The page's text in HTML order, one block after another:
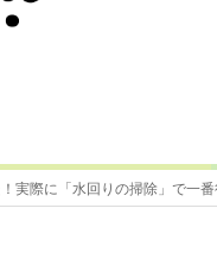
実際に「水回りの掃除」で一